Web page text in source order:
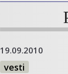
19.09.2010
vesti